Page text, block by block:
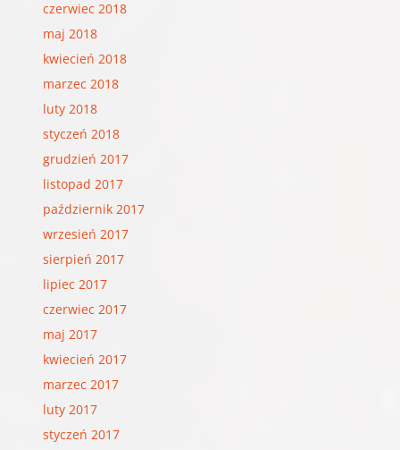
czerwiec 2018
maj 2018
kwiecień 2018
marzec 2018
luty 2018
styczeń 2018
grudzień 2017
listopad 2017
październik 2017
wrzesień 2017
sierpień 2017
lipiec 2017
czerwiec 2017
maj 2017
kwiecień 2017
marzec 2017
luty 2017
styczeń 2017